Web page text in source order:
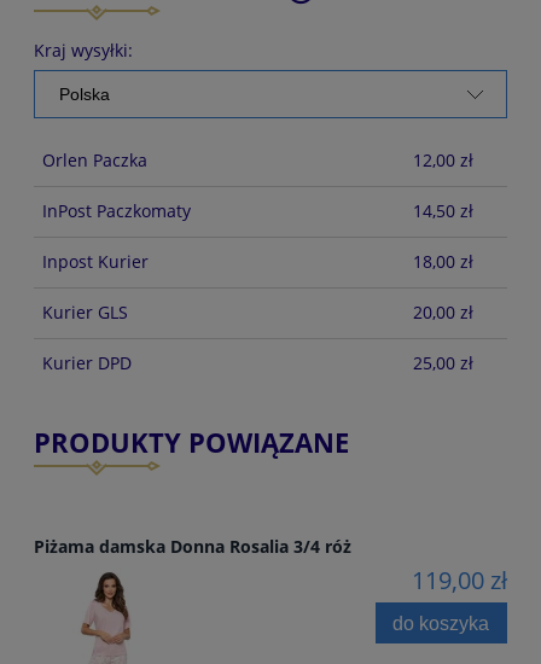
PŁATNOŚCI
Kraj wysyłki:
Orlen Paczka 12,00 zł
InPost Paczkomaty 14,50 zł
Inpost Kurier 18,00 zł
Kurier GLS 20,00 zł
Kurier DPD 25,00 zł
PRODUKTY POWIĄZANE
Piżama damska Donna Rosalia 3/4 róż
119,00 zł
do koszyka